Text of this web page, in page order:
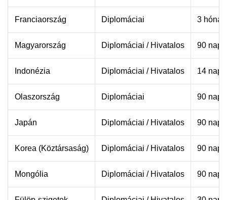
Franciaország Diplomáciai 3
Magyarország Diplomáciai / Hivatalos 90 nap
Indonézia Diplomáciai / Hivatalos 14 nap
Olaszország Diplomáciai 90 nap
Japán Diplomáciai / Hivatalos 90 nap
Korea (Köztársaság) Diplomáciai / Hivatalos 90 nap
Mongólia Diplomáciai / Hivatalos 90 nap